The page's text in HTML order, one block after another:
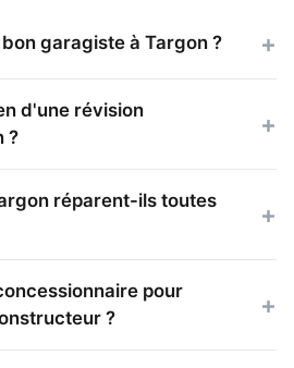
garagiste à Targon ?
d'une révision
?
réparent-ils toutes
pour
?